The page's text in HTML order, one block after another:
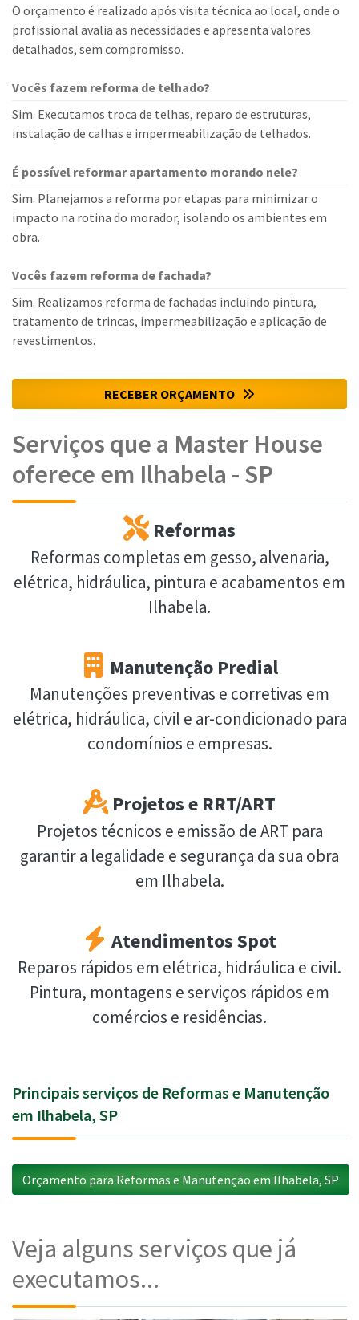
O orçamento é realizado após visita técnica ao local, onde o
profissional avalia as necessidades e apresenta valores
detalhados, sem compromisso.
Vocês fazem reforma de telhado?
Sim. Executamos troca de telhas, reparo de estruturas,
instalação de calhas e impermeabilização de telhados.
É possível reformar apartamento morando nele?
Sim. Planejamos a reforma por etapas para minimizar o
impacto na rotina do morador, isolando os ambientes em
obra.
Vocês fazem reforma de fachada?
Sim. Realizamos reforma de fachadas incluindo pintura,
tratamento de trincas, impermeabilização e aplicação de
revestimentos.
RECEBER ORÇAMENTO
Serviços que a Master House
oferece em Ilhabela - SP
Reformas
Reformas completas em gesso, alvenaria,
elétrica, hidráulica, pintura e acabamentos em
Ilhabela.
Manutenção Predial
Manutenções preventivas e corretivas em
elétrica, hidráulica, civil e ar-condicionado para
condomínios e empresas.
Projetos e RRT/ART
Projetos técnicos e emissão de ART para
garantir a legalidade e segurança da sua obra
em Ilhabela.
Atendimentos Spot
Reparos rápidos em elétrica, hidráulica e civil.
Pintura, montagens e serviços rápidos em
comércios e residências.
Principais serviços de Reformas e Manutenção
em Ilhabela, SP
Orçamento para Reformas e Manutenção em Ilhabela, SP
Veja alguns serviços que já
executamos...